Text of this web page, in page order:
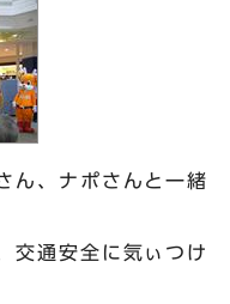
ん、ナポさんと一緒
交通安全に気ぃつけ